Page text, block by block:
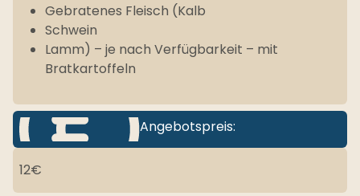
Gebratenes Fleisch (Kalb
Schwein
Lamm) – je nach Verfügbarkeit – mit
Bratkartoffeln
Angebotspreis:
12€